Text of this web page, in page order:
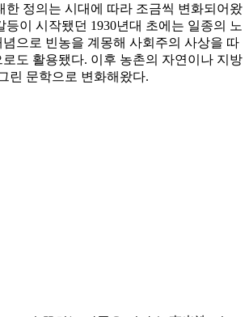
한 정의는 시대에 따라 조금씩 변화되어왔
등이 시작됐던 1930년대 초에는 일종의 노
으로 빈농을 계몽해 사회주의 사상을 따
도 활용됐다. 이후 농촌의 자연이나 지방
린 문학으로 변화해왔다.